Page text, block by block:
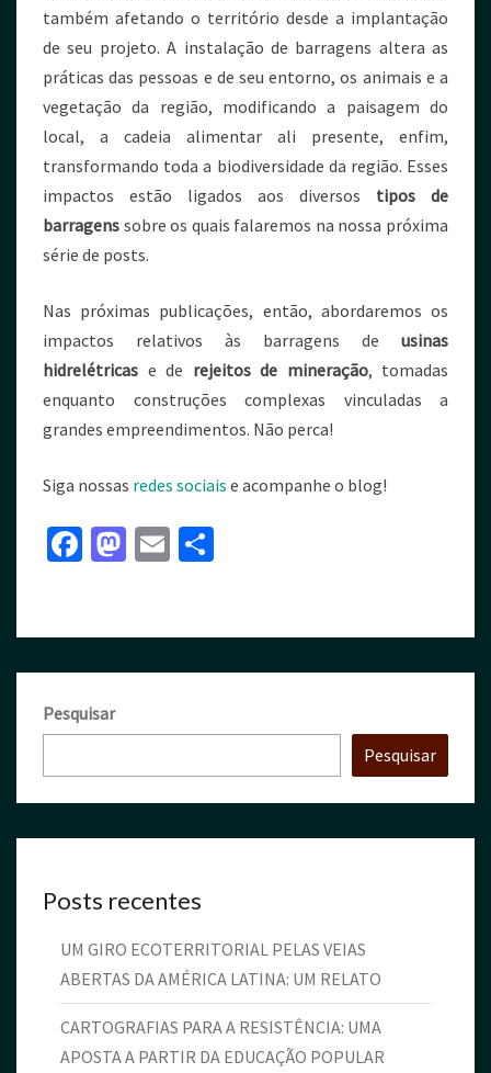
também afetando o território desde a implantação
de seu projeto. A instalação de barragens altera as
práticas das pessoas e de seu entorno, os animais e a
vegetação da região, modificando a paisagem do
local, a cadeia alimentar ali presente, enfim,
transformando toda a biodiversidade da região. Esses
impactos estão ligados aos diversos tipos de
barragens sobre os quais falaremos na nossa próxima
série de posts.
Nas próximas publicações, então, abordaremos os
impactos relativos às barragens de usinas
hidrelétricas e de rejeitos de mineração, tomadas
enquanto construções complexas vinculadas a
grandes empreendimentos. Não perca!
Siga nossas redes sociais e acompanhe o blog!
Fa
o
o
k
M
d
o
E
l
e
Pesquisar
Pesquisar
Posts recentes
UM GIRO ECOTERRITORIAL PELAS VEIAS
ABERTAS DA AMÉRICA LATINA: UM RELATO
CARTOGRAFIAS PARA A RESISTÊNCIA: UMA
APOSTA A PARTIR DA EDUCAÇÃO POPULAR